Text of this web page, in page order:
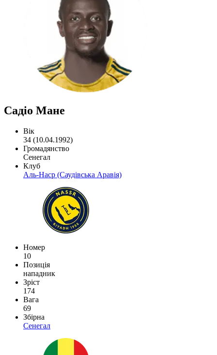
Садіо Мане
Вік
34 (10.04.1992)
Громадянство
Сенегал
Клуб
Аль-Наср (Саудівська Аравія)
Номер
10
Позиція
нападник
Зріст
174
Вага
69
Збірна
Сенегал